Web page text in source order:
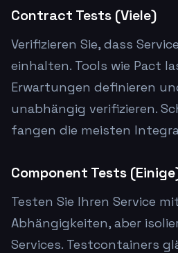
Contract Tests (Viele)
Verifizieren Sie, dass
einhalten. Tools wie Pact
Erwartungen definieren
unabhängig verifizieren.
fangen die meisten
Component Tests
Testen Sie Ihren Service
Abhängigkeiten, aber
Services. Testcontainers